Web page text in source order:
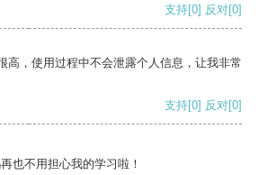
支持[0] 反对[0]
高，使用过程中不会泄露个人信息，让我非常
支持[0] 反对[0]
也不用担心我的学习啦！